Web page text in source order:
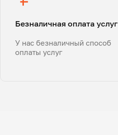
Безналичная оплата услуг
У нас безналичный способ
оплаты услуг